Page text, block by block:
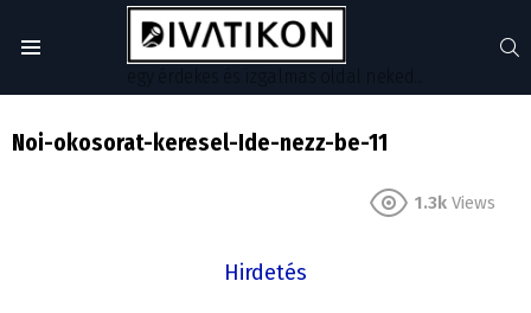
Noi-okosorat-keresel-Ide-nezz-be-11
1.3k Views
Hirdetés